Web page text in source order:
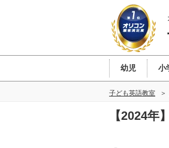
幼児 小
子ども英語教室
【2024年